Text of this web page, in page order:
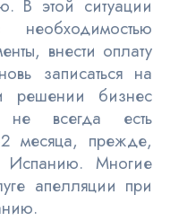
В этой ситуации
необходимостью
внести оплату
записаться на
решении бизнес
не всегда есть
месяца, прежде,
Испанию. Многие
апелляции при